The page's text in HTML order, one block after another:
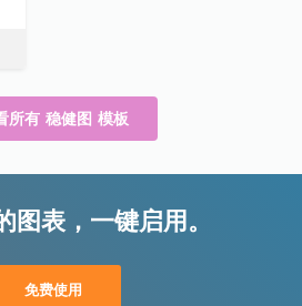
所有 稳健图 模板
图表，一键启用。
免费使用